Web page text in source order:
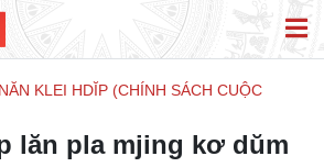
KLEI HDĬP (CHÍNH SÁCH CUỘC
lăn pla mjing kơ dŭm